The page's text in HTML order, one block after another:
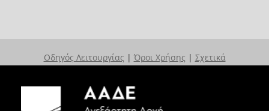
Οδηγός Λειτουργίας | Όροι Χρήσης | Σχετικά